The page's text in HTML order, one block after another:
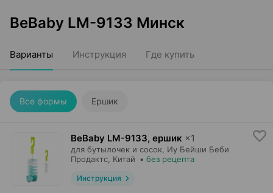
BeBaby LM-9133 Минск
Варианты Инструкция Где купить
Все формы Ершик
BeBaby LM-9133, ершик ×1
для бутылочек и сосок, Иу Бейши Беби
Продактс , Китай • без рецепта
Инструкция